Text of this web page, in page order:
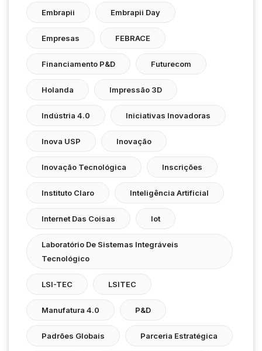
Embrapii Embrapii Day
Empresas FEBRACE
Financiamento P&D Futurecom
Holanda Impressão 3D
Indústria 4.0 Iniciativas Inovadoras
Inova USP Inovação
Inovação Tecnológica Inscrições
Instituto Claro Inteligência Artificial
Internet Das Coisas Iot
Laboratório De Sistemas Integráveis
Tecnológico
LSI-TEC LSITEC
Manufatura 4.0 P&D
Padrões Globais Parceria Estratégica